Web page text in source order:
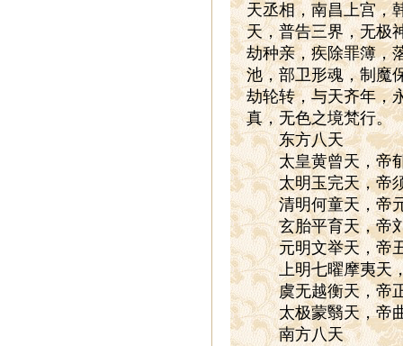
天丞相，南昌上宫，
天，普告三界，无极
劫种亲，疾除罪簿，
池，部卫形魂，制魔
劫轮转，与天齐年，
真，无色之境梵行。
东方八天
太皇黄曾天，帝
太明玉完天，帝
清明何童天，帝
玄胎平育天，帝
元明文举天，帝
上明七曜摩夷天，
虞无越衡天，帝
太极蒙翳天，帝
南方八天